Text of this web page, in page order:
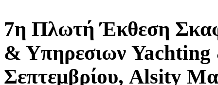
7η Πλωτή Έκθεση
& Υπηρεσιων
Σεπτεμβρίου, Alsity